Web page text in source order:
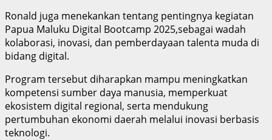
Ronald juga menekankan tentang pentingnya kegiatan
Papua Maluku Digital Bootcamp 2025,sebagai wadah
kolaborasi, inovasi, dan pemberdayaan talenta muda di
bidang digital.
Program tersebut diharapkan mampu meningkatkan
kompetensi sumber daya manusia, memperkuat
ekosistem digital regional, serta mendukung
pertumbuhan ekonomi daerah melalui inovasi berbasis
teknologi.